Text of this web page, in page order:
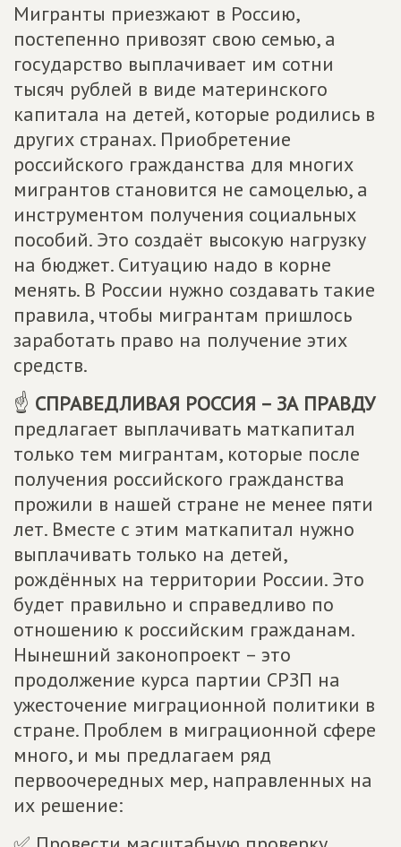
Мигранты приезжают в Россию,
постепенно привозят свою семью, а
государство выплачивает им сотни
тысяч рублей в виде материнского
капитала на детей, которые родились в
других странах. Приобретение
российского гражданства для многих
мигрантов становится не самоцелью, а
инструментом получения социальных
пособий. Это создаёт высокую нагрузку
на бюджет. Ситуацию надо в корне
менять. В России нужно создавать такие
правила, чтобы мигрантам пришлось
заработать право на получение этих
средств.
☝ СПРАВЕДЛИВАЯ РОССИЯ – ЗА ПРАВДУ
предлагает выплачивать маткапитал
только тем мигрантам, которые после
получения российского гражданства
прожили в нашей стране не менее пяти
лет. Вместе с этим маткапитал нужно
выплачивать только на детей,
рождённых на территории России. Это
будет правильно и справедливо по
отношению к российским гражданам.
Нынешний законопроект – это
продолжение курса партии СРЗП на
ужесточение миграционной политики в
стране. Проблем в миграционной сфере
много, и мы предлагаем ряд
первоочередных мер, направленных на
их решение: